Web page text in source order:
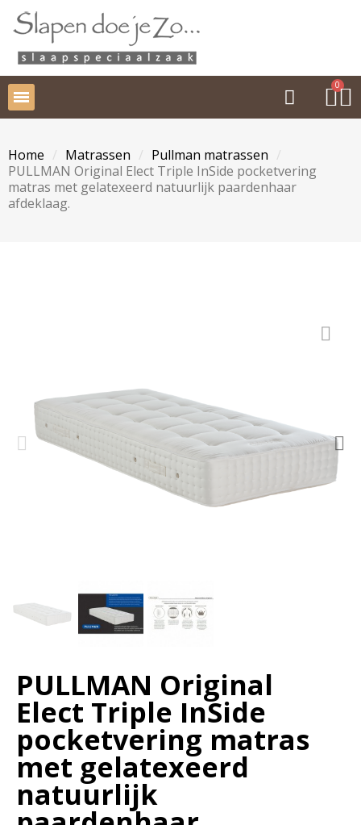
Home Matrassen
Pullman matrassen
PULLMAN Original Elect Triple InSide pocketvering
matras met gelatexeerd natuurlijk paardenhaar
afdeklaag.
PULLMAN Original
Elect Triple InSide
pocketvering matras
met gelatexeerd
natuurlijk